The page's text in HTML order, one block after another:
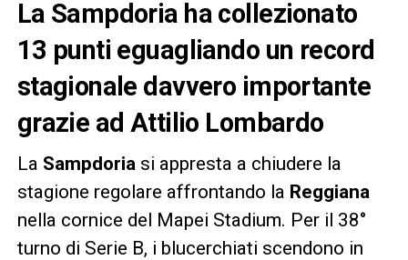
La Sampdoria ha collezionato
13 punti eguagliando un record
stagionale davvero importante
grazie ad Attilio Lombardo
La Sampdoria si appresta a chiudere la
stagione regolare affrontando la Reggiana
nella cornice del Mapei Stadium. Per il 38°
turno di Serie B, i blucerchiati scendono in